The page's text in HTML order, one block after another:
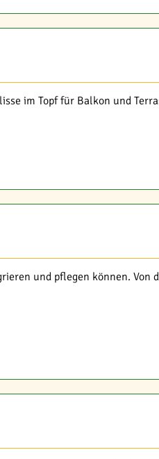
im Topf für Balkon und
und pflegen können. Von